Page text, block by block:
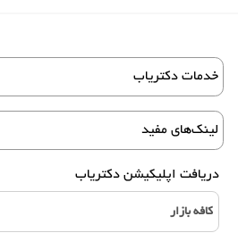
خدمات دکتریاب
لینک‌های مفید
دریافت اپلیکیشن دکتریاب
کافه بازار